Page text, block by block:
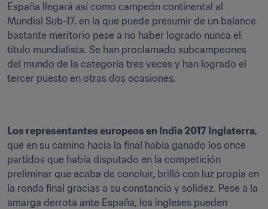
España llegará así como campeón continental al
Mundial Sub-17, en la que puede presumir de un balance
bastante meritorio pese a no haber logrado nunca el
título mundialista. Se han proclamado subcampeones
del mundo de la categoría tres veces y han logrado el
tercer puesto en otras dos ocasiones.
Los representantes europeos en India 2017 Inglaterra,
que en su camino hacia la final había ganado los once
partidos que había disputado en la competición
preliminar que acaba de concluir, brilló con luz propia en
la ronda final gracias a su constancia y solidez. Pese a la
amarga derrota ante España, los ingleses pueden